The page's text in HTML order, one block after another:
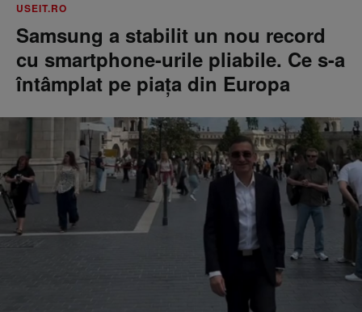
USEIT.RO
Samsung a stabilit un nou record
cu smartphone-urile pliabile. Ce s-a
întâmplat pe piața din Europa